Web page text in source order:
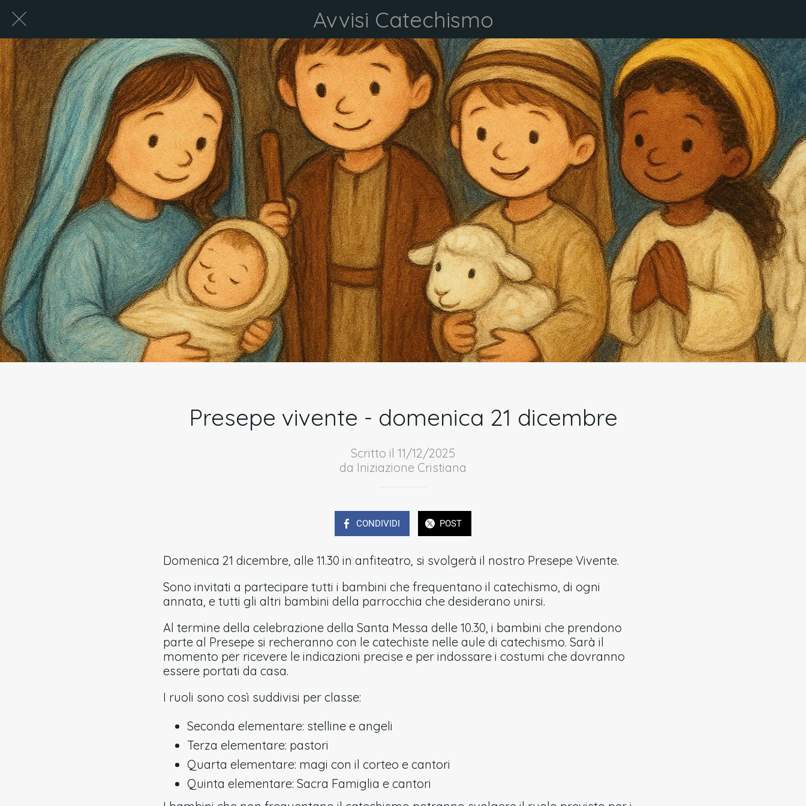
Avvisi Catechismo
Presepe vivente - domenica 21 dicembre
Scritto il 11/12/2025
da Iniziazione Cristiana
CONDIVIDI POST
Domenica 21 dicembre, alle 11.30 in anfiteatro, si svolgerà il nostro Presepe Vivente.
Sono invitati a partecipare tutti i bambini che frequentano il catechismo, di ogni
annata, e tutti gli altri bambini della parrocchia che desiderano unirsi.
Al termine della celebrazione della Santa Messa delle 10.30, i bambini che prendono
parte al Presepe si recheranno con le catechiste nelle aule di catechismo. Sarà il
momento per ricevere le indicazioni precise e per indossare i costumi che dovranno
essere portati da casa.
I ruoli sono così suddivisi per classe:
Seconda elementare: stelline e angeli
Terza elementare: pastori
Quarta elementare: magi con il corteo e cantori
Quinta elementare: Sacra Famiglia e cantori